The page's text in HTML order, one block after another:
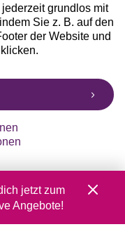
grundlos mit
Sie z. B. auf den
der Website und
jetzt zum
Angebote!